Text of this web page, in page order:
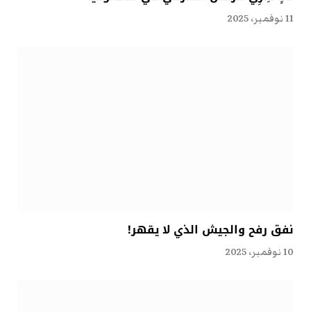
11 نوفمبر، 2025
نفق رفح والجيش الذي لا يقهر!
10 نوفمبر، 2025